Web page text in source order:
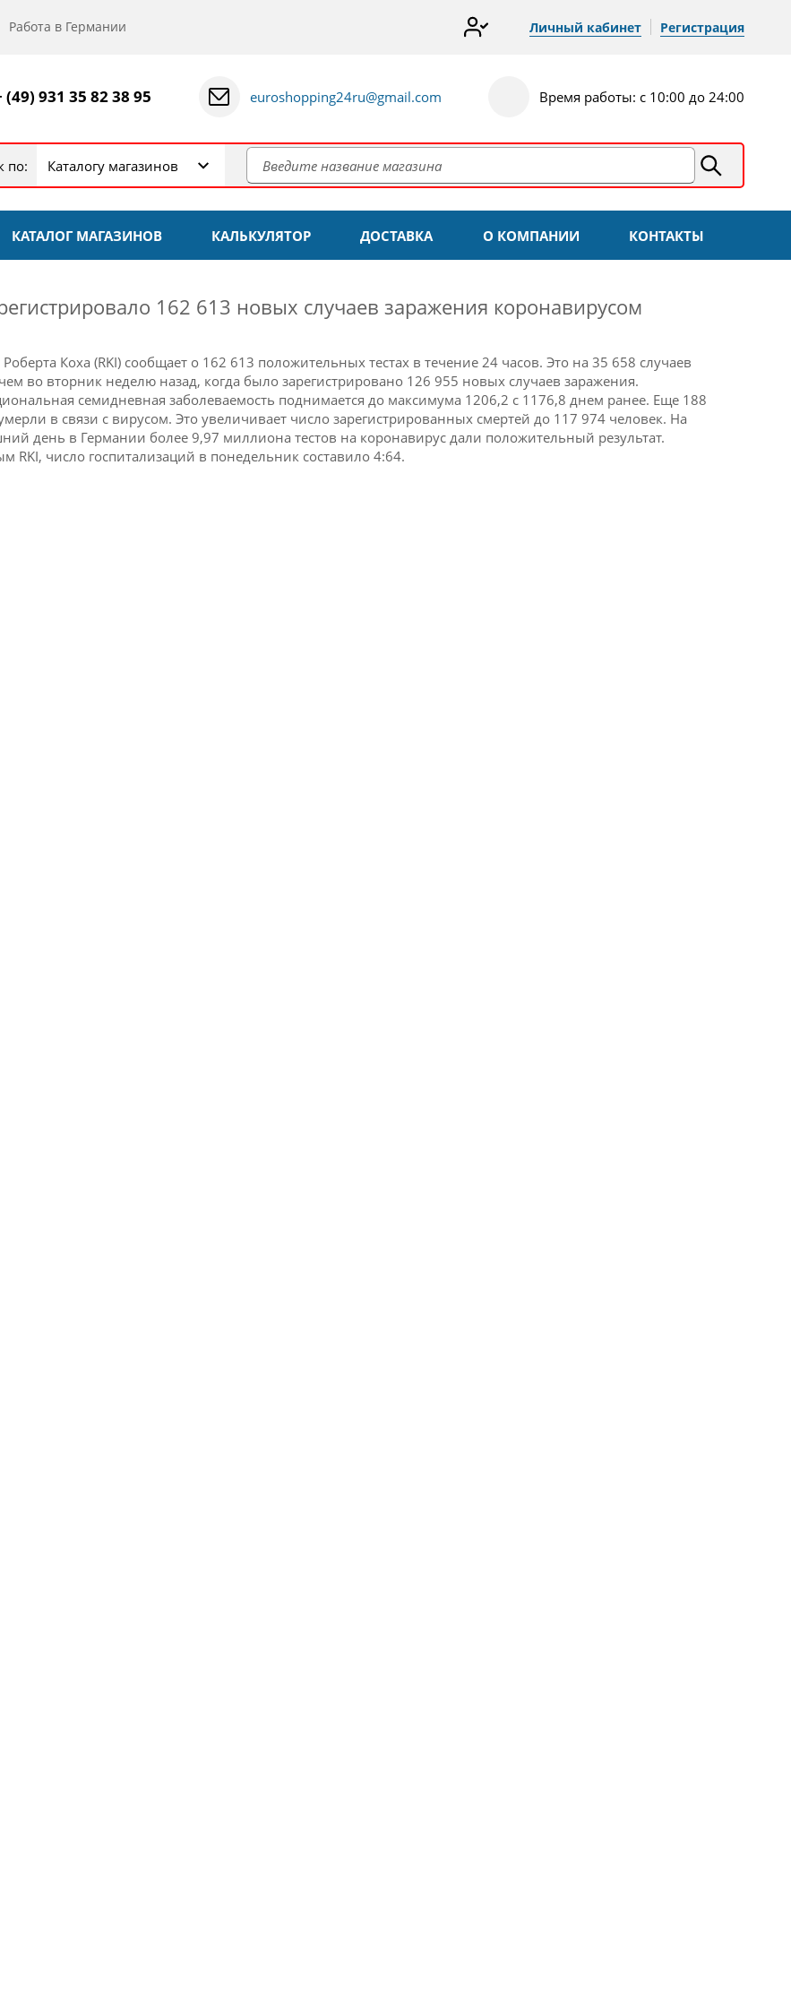
Работа в Германии Личный кабинет Регистрация
(49) 931 35 82 38 95 euroshopping24ru@gmail.com Время работы: с 10:00 до 24:00
по: Каталогу магазинов
КАТАЛОГ МАГАЗИНОВ КАЛЬКУЛЯТОР ДОСТАВКА О КОМПАНИИ КОНТАКТЫ
162 613 новых случаев заражения коронавирусом
Роберта Коха (RKI) сообщает о 162 613 положительных тестах в течение 24 часов. Это на 35 658 случаев
во вторник неделю назад, когда было зарегистрировано 126 955 новых случаев заражения.
семидневная заболеваемость поднимается до максимума 1206,2 с 1176,8 днем ​​ранее. Еще 188
в связи с вирусом. Это увеличивает число зарегистрированных смертей до 117 974 человек. На
день в Германии более 9,97 миллиона тестов на коронавирус дали положительный результат.
RKI, число госпитализаций в понедельник составило 4:64.